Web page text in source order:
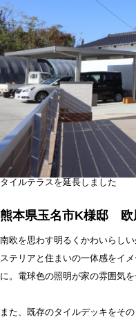
タイルテラスを延長しました
熊本県玉名市K様邸 欧
南欧を思わす明るくかわいらし
ステリアと住まいの一体感をイ
に。電球色の照明が家の雰囲気を
また、既存のタイルデッキをそ